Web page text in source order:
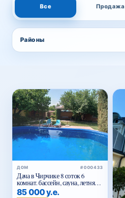
Все Продажа
Районы
ДОМ #000433
Дача в Чирчике 8 соток 6
комнат. бассейн, сауна, летняя
кухня
85 000 у.е.